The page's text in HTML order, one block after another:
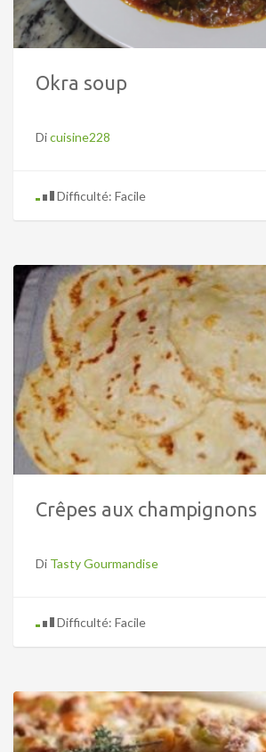
Okra soup
Dicuisine228
Difficulté: Facile
Crêpes aux champignons
Di Tasty Gourmandise
Difficulté: Facile